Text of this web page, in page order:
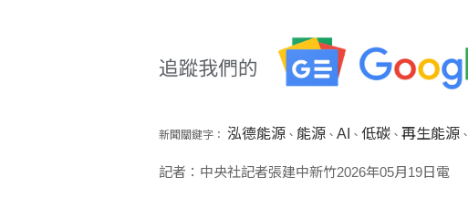
新聞關鍵字： 泓德能源、 能源、 AI 、 低碳、 再生能源、
記者：中央社記者張建中新竹2026年05月19日電